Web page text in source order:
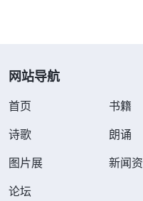
现了，也不想再凭情感
要被清除，心里还会
感做事，你说他妈他爹
他姐姐、哥哥、弟弟
网站导航
首页 书籍
诗歌
朗诵
图片展
新闻
论坛